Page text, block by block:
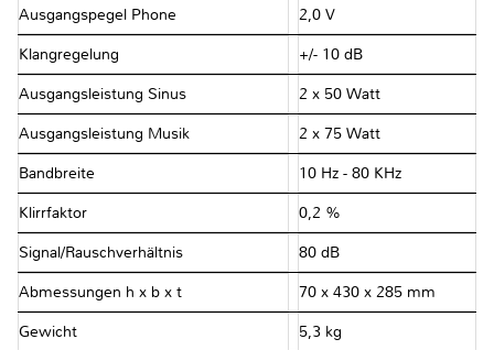
Ausgangspegel Phone 2,0 V
Klangregelung +/- 10 dB
Ausgangsleistung Sinus 2 x 50 Watt
Ausgangsleistung Musik 2 x 75 Watt
Bandbreite 10 Hz - 80 KHz
Klirrfaktor 0,2 %
Signal/Rauschverhältnis 80 dB
Abmessungen h x b x t 70 x 430 x 285 mm
Gewicht 5,3 kg